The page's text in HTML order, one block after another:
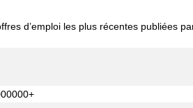
d’emploi les plus récentes publiées